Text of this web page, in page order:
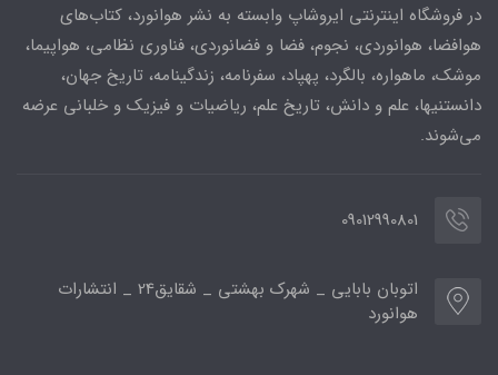
در فروشگاه اینترنتی ایروشاپ وابسته به نشر هوانورد، کتاب‌های
هوافضا، هوانوردی، نجوم، فضا و فضانوردی، فناوری نظامی، هواپیما،
موشک، ماهواره، بالگرد، پهپاد، سفرنامه، زندگینامه، تاریخ جهان،
دانستنیها، علم و دانش، تاریخ علم، ریاضیات و فیزیک و خلبانی عرضه
می‌شوند.
09012990801
اتوبان بابایی _ شهرک بهشتی _ شقایق24 _ انتشارات
هوانورد